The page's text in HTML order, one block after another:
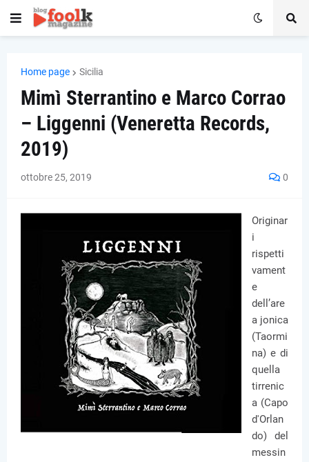
Home page Sicilia
Mimì Sterrantino e Marco Corrao
– Liggenni (Veneretta Records,
2019)
ottobre 25, 2019 0
Originar
i
rispetti
vament
e
dell’are
a jonica
(Taormi
na) e di
quella
tirrenic
a (Capo
d'Orlan
do) del
messin